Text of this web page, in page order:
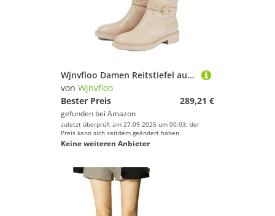
Wjnvfioo Damen Reitstiefel aus echtem Leder, kniehoch, runder Zehenbereich, flacher Reißverschluss, Schnalle, modisch, lange Stiefel
von Wjnvfioo
Bester Preis
289,21 €
gefunden bei Amazon
zuletzt überprüft am 27.09.2025 um 00:03; der
Preis kann sich seitdem geändert haben.
Keine weiteren Anbieter